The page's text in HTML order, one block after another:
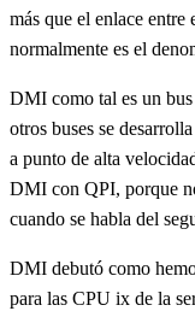
más que el enlace
normalmente es el
DMI como tal es un bus
otros buses se
a punto de alta
DMI con QPI, porque
cuando se habla del
DMI debutó como
para las CPU ix de la